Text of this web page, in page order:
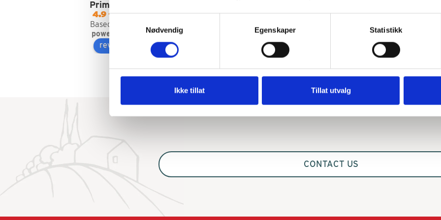
Nødvendig
Egenskaper Statistikk
Ikke tillat Tillat utvalg
Primatoscana AS
4.9
Based on 35 reviews
powered by
oogle
review us on
Super imøtekommende og
i PrimaToscana og de som
jobber i resepsjonen på
Varramista. Rask svartid og på
tilbudssiden både når det gjaldt
aktiviteter som vinsmaking og
kokkekurs. Veldig fornøyd!
Kommer gjerne tilbake.
Hei. Jg og mine venner
Portovenere. Primatoscana
anbefales på dt sterkeste!
CONTACT US